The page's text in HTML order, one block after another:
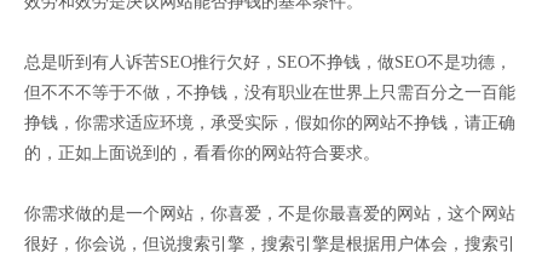
总是听到有人诉苦SEO推行欠好，SEO不挣钱，做SEO不是功德，
但不不不等于不做，不挣钱，没有职业在世界上只需百分之一百能
挣钱，你需求适应环境，承受实际，假如你的网站不挣钱，请正确
的，正如上面说到的，看看你的网站符合要求。
你需求做的是一个网站，你喜爱，不是你最喜爱的网站，这个网站
很好，你会说，但说搜索引擎，搜索引擎是根据用户体会，搜索引